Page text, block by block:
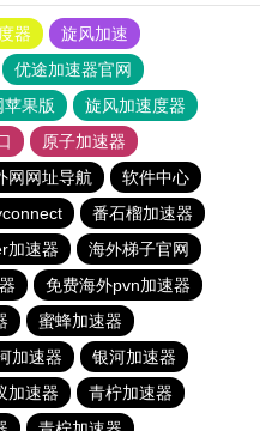
器
旋风加速
优途加速器官网
果版
旋风加速度器
原子加速器
网网址导航
软件中心
番石榴加速器
加速器
海外梯子官网
免费海外pvn加速器
蜜蜂加速器
加速器
银河加速器
加速器
青柠加速器